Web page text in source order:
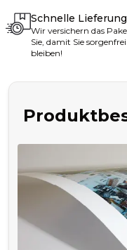
Schnelle Lieferung
Wir versichern das
Sie, damit Sie sorgenfrei
bleiben!